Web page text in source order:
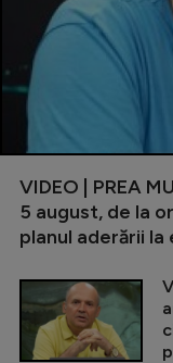
VIDEO | PREA
5 august, de la
planul aderării la